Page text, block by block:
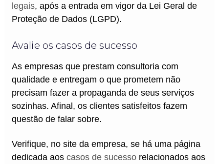
legais, após a entrada em vigor da Lei Geral de
Proteção de Dados (LGPD).
Avalie os casos de sucesso
As empresas que prestam consultoria com
qualidade e entregam o que prometem não
precisam fazer a propaganda de seus serviços
sozinhas. Afinal, os clientes satisfeitos fazem
questão de falar sobre.
Verifique, no site da empresa, se há uma página
dedicada aos casos de sucessorelacionados aos